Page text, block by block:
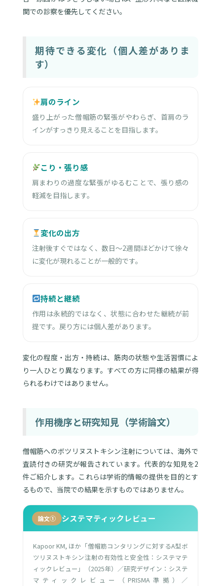
関での診察を優先してください。
期待できる変化（個人差がありま
す）
肩のライン
盛り上がった僧帽筋の緊張がやわらぎ、首肩のラ
インがすっきり見えることを目指します。
こり・張り感
肩まわりの過度な緊張がゆるむことで、張り感の
軽減を目指します。
変化の出方
注射後すぐではなく、数日〜2週間ほどかけて徐々
に変化が現れることが一般的です。
持続と継続
作用は永続的ではなく、状態に合わせた継続が前
提です。戻り方には個人差があります。
変化の程度・出方・持続は、筋肉の状態や生活習慣によ
り一人ひとり異なります。すべての方に同様の結果が得
られるわけではありません。
作用機序と研究知見（学術論文）
僧帽筋へのボツリヌストキシン注射については、海外で
査読付きの研究が報告されています。代表的な知見を2
件ご紹介します。これらは学術的情報の提供を目的とす
るもので、当院での結果を示すものではありません。
論文① システマティックレビュー
Kapoor KM, ほか「僧帽筋コンタリングに対するA型ボ
ツリヌストキシン注射の有効性と安全性：システマテ
ィックレビュー」（2025年）／研究デザイン：システ
マティックレビュー（PRISMA準拠）／